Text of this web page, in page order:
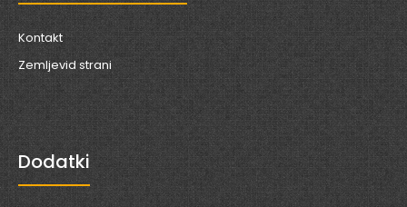
Kontakt
Zemljevid strani
Dodatki